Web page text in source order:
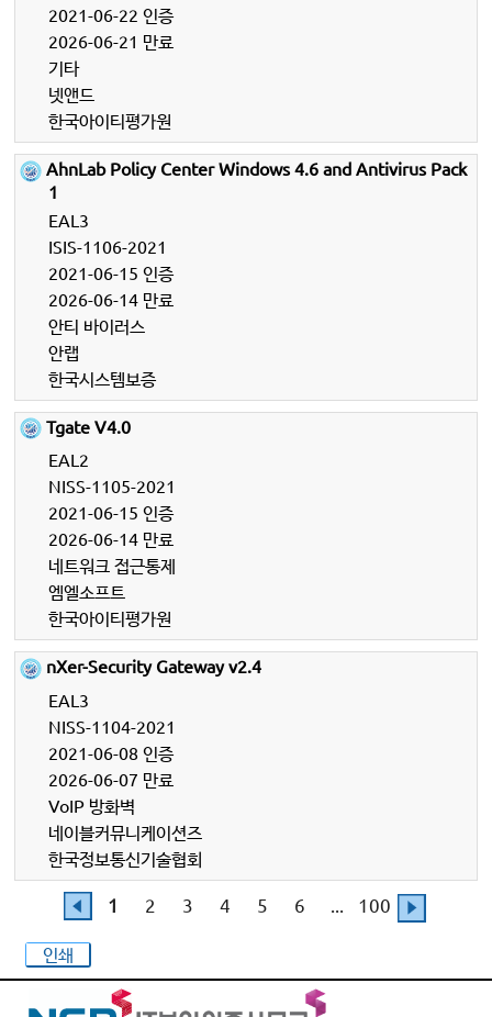
2021-06-22 인증
2026-06-21 만료
기타
넷앤드
한국아이티평가원
AhnLab Policy Center Windows 4.6 and Antivirus Pack
1
EAL3
ISIS-1106-2021
2021-06-15 인증
2026-06-14 만료
안티 바이러스
안랩
한국시스템보증
Tgate V4.0
EAL2
NISS-1105-2021
2021-06-15 인증
2026-06-14 만료
네트워크 접근통제
엠엘소프트
한국아이티평가원
nXer-Security Gateway v2.4
EAL3
NISS-1104-2021
2021-06-08 인증
2026-06-07 만료
VoIP 방화벽
네이블커뮤니케이션즈
한국정보통신기술협회
1 2 3 4 5 6 ... 100
인쇄